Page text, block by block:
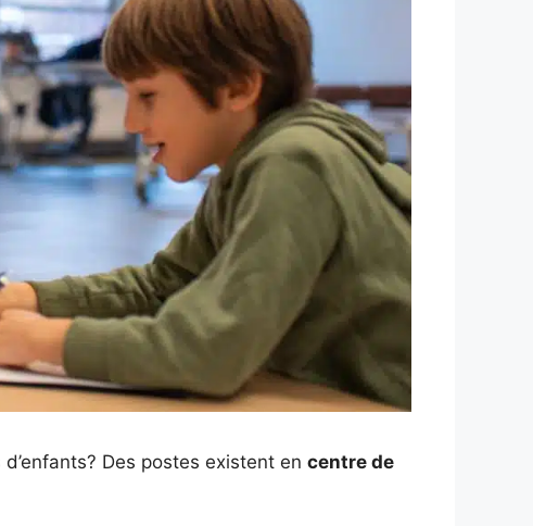
Des postes existent en centre de